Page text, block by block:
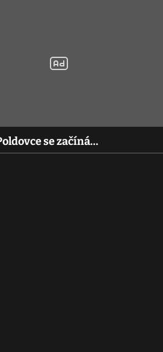
se začíná…